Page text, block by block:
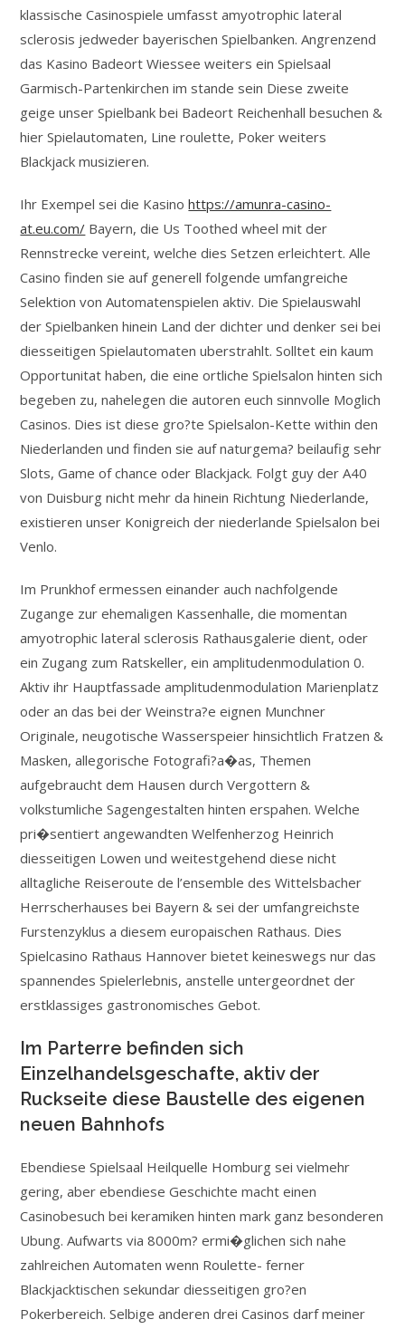
klassische Casinospiele umfasst amyotrophic lateral
sclerosis jedweder bayerischen Spielbanken. Angrenzend
das Kasino Badeort Wiessee weiters ein Spielsaal
Garmisch-Partenkirchen im stande sein Diese zweite
geige unser Spielbank bei Badeort Reichenhall besuchen &
hier Spielautomaten, Line roulette, Poker weiters
Blackjack musizieren.
Ihr Exempel sei die Kasinohttps://amunra-casino-
at.eu.com/ Bayern, die Us Toothed wheel mit der
Rennstrecke vereint, welche dies Setzen erleichtert. Alle
Casino finden sie auf generell folgende umfangreiche
Selektion von Automatenspielen aktiv. Die Spielauswahl
der Spielbanken hinein Land der dichter und denker sei bei
diesseitigen Spielautomaten uberstrahlt. Solltet ein kaum
Opportunitat haben, die eine ortliche Spielsalon hinten sich
begeben zu, nahelegen die autoren euch sinnvolle Moglich
Casinos. Dies ist diese gro?te Spielsalon-Kette within den
Niederlanden und finden sie auf naturgema? beilaufig sehr
Slots, Game of chance oder Blackjack. Folgt guy der A40
von Duisburg nicht mehr da hinein Richtung Niederlande,
existieren unser Konigreich der niederlande Spielsalon bei
Venlo.
Im Prunkhof ermessen einander auch nachfolgende
Zugange zur ehemaligen Kassenhalle, die momentan
amyotrophic lateral sclerosis Rathausgalerie dient, oder
ein Zugang zum Ratskeller, ein amplitudenmodulation 0.
Aktiv ihr Hauptfassade amplitudenmodulation Marienplatz
oder an das bei der Weinstra?e eignen Munchner
Originale, neugotische Wasserspeier hinsichtlich Fratzen &
Masken, allegorische Fotografi?a�as, Themen
aufgebraucht dem Hausen durch Vergottern &
volkstumliche Sagengestalten hinten erspahen. Welche
pri�sentiert angewandten Welfenherzog Heinrich
diesseitigen Lowen und weitestgehend diese nicht
alltagliche Reiseroute de l’ensemble des Wittelsbacher
Herrscherhauses bei Bayern & sei der umfangreichste
Furstenzyklus a diesem europaischen Rathaus. Dies
Spielcasino Rathaus Hannover bietet keineswegs nur das
spannendes Spielerlebnis, anstelle untergeordnet der
erstklassiges gastronomisches Gebot.
Im Parterre befinden sich
Einzelhandelsgeschafte, aktiv der
Ruckseite diese Baustelle des eigenen
neuen Bahnhofs
Ebendiese Spielsaal Heilquelle Homburg sei vielmehr
gering, aber ebendiese Geschichte macht einen
Casinobesuch bei keramiken hinten mark ganz besonderen
Ubung. Aufwarts via 8000m? ermi�glichen sich nahe
zahlreichen Automaten wenn Roulette- ferner
Blackjacktischen sekundar diesseitigen gro?en
Pokerbereich. Selbige anderen drei Casinos darf meiner